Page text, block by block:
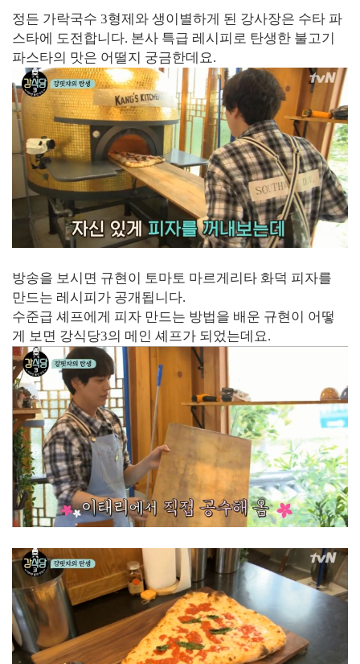
정든 가락국수 3형제와 생이별하게 된 강사장은 수타 파
스타에 도전합니다. 본사 특급 레시피로 탄생한 불고기
파스타의 맛은 어떨지 궁금한데요.
방송을 보시면 규현이 토마토 마르게리타 화덕 피자를
만드는 레시피가 공개됩니다.
수준급 셰프에게 피자 만드는 방법을 배운 규현이 어떻
게 보면 강식당3의 메인 셰프가 되었는데요.